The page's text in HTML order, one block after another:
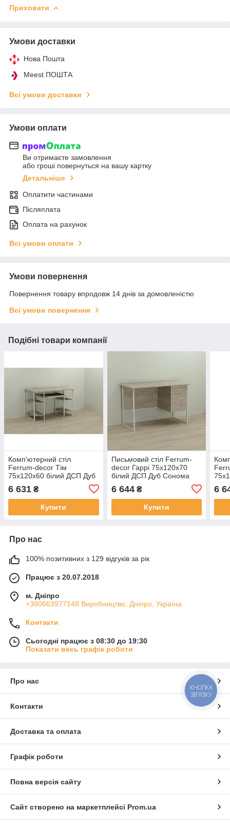
Приховати
Умови доставки
Нова Пошта
Meest ПОШТА
Всі умови доставки
Умови оплати
Ви отримаєте замовлення
або гроші повернуться на вашу картку
Детальніше
Оплатити частинами
Післяплата
Оплата на рахунок
Всі умови оплати
Умови повернення
Повернення товару впродовж 14 днів за домовленістю
Всі умови повернення
Подібні товари компанії
Комп'ютерний стіл
Ferrum-decor Тім
75x120x60 білий ДСП Дуб
101360)
6 631 ₴
Купити
Письмовий стіл Ferrum-
decor Гаррі 75x120x70
білий ДСП Дуб Сонома
6 644₴
Купити
6
Про нас
100% позитивних з 129 відгуків за рік
Працює з 20.07.2018
м. Дніпро
+380663977148 Виробництво, Дніпро, Україна
Контакти
Сьогодні працює з 08:30 до 19:30
Показати весь графік роботи
Про нас
Контакти
Доставка та оплата
Графік роботи
Повна версія сайту
Сайт створено на маркетплейсі Prom.ua
КНОПКА
ЗВ'ЯЗКУ